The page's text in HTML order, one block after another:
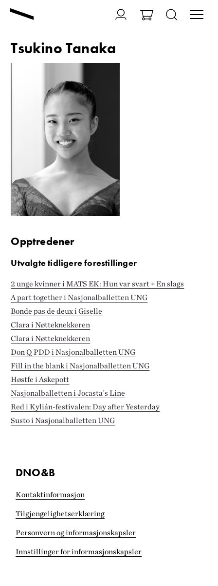
Tsukino Tanaka
Opptredener
Utvalgte tidligere forestillinger
2 unge kvinner i MATS EK: Hun var svart + En slags
A part together i Nasjonalballetten UNG
Bonde pas de deux i Giselle
Clara i Nøtteknekkeren
Clara i Nøtteknekkeren
Don Q PDD i Nasjonalballetten UNG
Fill in the blank i Nasjonalballetten UNG
Høstfe i Askepott
Nasjonalballetten i Jocasta´s Line
Red i Kylián-festivalen: Day after Yesterday
Susto i Nasjonalballetten UNG
DNO&B
Kontaktinformasjon
Tilgjengelighets­erklæring
Personvern og informasjonskapsler
Innstillinger for informasjonskapsler